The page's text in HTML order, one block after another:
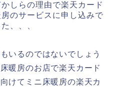
しらの理由で楽天カード
のサービスに申し込みで
、、、
いるのではないでしょう
暖房のお店で楽天カード
けてミニ床暖房の楽天カ